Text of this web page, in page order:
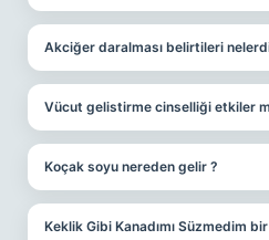
Akciğer daralması belirtileri
Vücut gelistirme cinselliği etkiler
Koçak soyu nereden gelir ?
Keklik Gibi Kanadımı Süzmedim